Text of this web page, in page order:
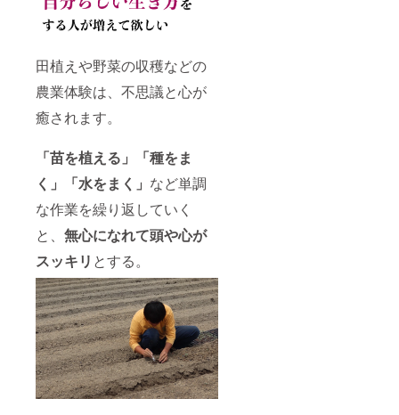
田植えや野菜の収穫などの
農業体験は、不思議と心が
癒されます。
「苗を植える」「種をま
く」「水をまく」 など単調
な作業を繰り返していく
と、 無心になれて頭や心が
スッキリ とする。